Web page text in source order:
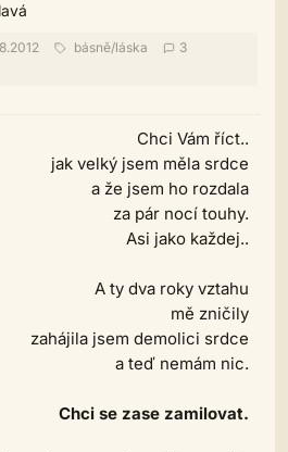
básně/láska
3
Chci Vám říct..
jak velký jsem měla srdce
a že jsem ho rozdala
za pár nocí touhy.
Asi jako každej..
A ty dva roky vztahu
mě zničily
zahájila jsem demolici srdce
a teď nemám nic.
Chci se zase zamilovat.